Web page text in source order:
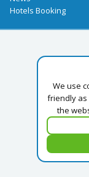
We use
friendly as
the
Hotels Booking